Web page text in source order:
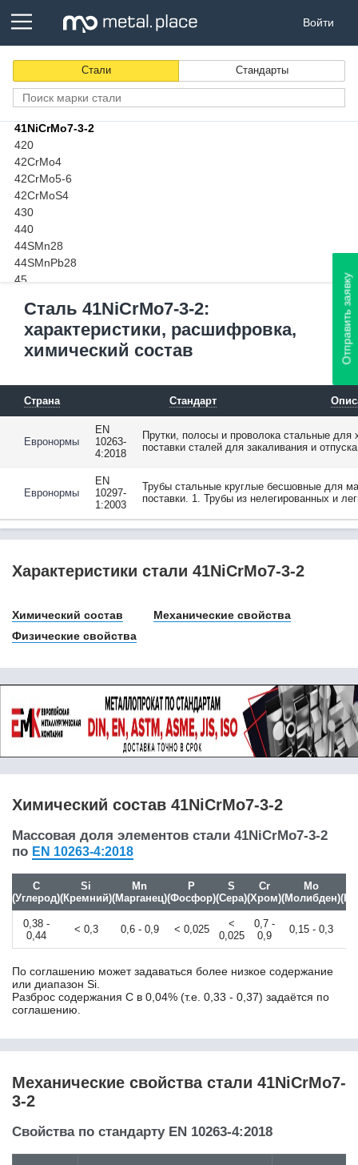
Войти
Стали Стандарты
40ХС
40ХФА
40ХФР
41CrAlMo7-10
41CrS4
41NiCrMo7-3-2
420
42CrMo4
42CrMo5-6
42CrMoS4
430
440
44SMn28
44SMnPb28
45
45Г
45Г2
45Х
45ХГСНМА
45ХН
45ХН4МФА
46MnVS6
46Si7
46SPb20
47ГТ
4Х5В2ФС
4Х5МФ1С
50
50CrMo4
50А
50Г
50ХН
51CrV4
51ХФА
52SiCrNi5
54SiCr6
54SiCrV6
55
55Cr3
55пп
56Si7
56SiCr7
5Х3В3МФС
5ХВ2СФ
60
60C2
60CrMo3-1
60CrMo3-2
Сталь 41NiCrMo7-3-2:
характеристики, расшифровка,
химический состав
Страна Стандарт
Евронормы
EN
10263-
4:2018
Прутки, полосы и проволока стальные для
поставки сталей для закаливания и отпуска
Евронормы
EN
10297-
1:2003
Трубы стальные круглые бесшовные для
поставки. 1. Трубы из нелегированных и
Характеристики стали 41NiCrMo7-3-2
Химический состав
Механические свойства
Физические свойства
Химический состав 41NiCrMo7-3-2
Массовая доля элементов стали 41NiCrMo7-3-2
по EN 10263-4:2018
C
(Углерод)
Si
(Кремний)
Mn
(Марганец)
P
(Фосфор)
S
(Сера)
Cr
(Хром)
Mo
(Молибден)
0,38 -
0,44
< 0,3 0,6 - 0,9 < 0,025
<
0,025
0,7 -
0,9
0,15 - 0,3
По соглашению может задаваться более низкое содержание
или диапазон Si.
Разброс содержания C в 0,04% (т.е. 0,33 - 0,37) задаётся по
соглашению.
Механические свойства стали 41NiCrMo7-
3-2
Свойства по стандарту EN 10263-4:2018
Отправить заявку